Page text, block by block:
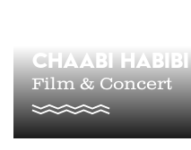
CHAABI
Film & Concert